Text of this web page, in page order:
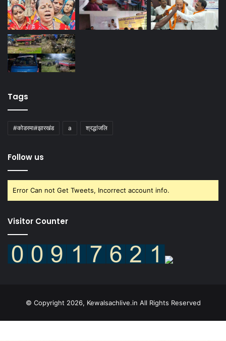
Tags
#कोडरमा#झारखंड a श्रद्धांजलि
Follow us
Error Can not Get Tweets, Incorrect account info.
Visitor Counter
© Copyright 2026, Kewalsachlive.in All Rights Reserved